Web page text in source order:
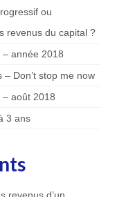
ou
revenus du capital ?
année 2018
Don’t stop me now
août 2018
3 ans
revenus d’un